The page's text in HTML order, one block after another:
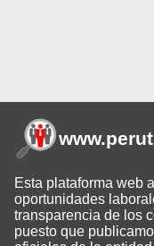
Esta plataforma web
oportunidades
transparencia de los
puesto que